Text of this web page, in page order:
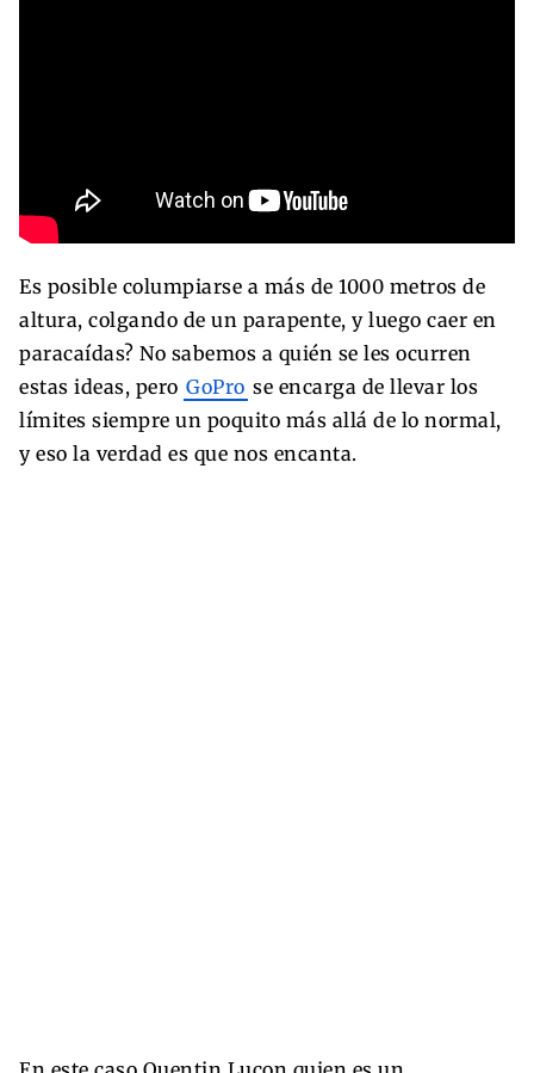
Es posible columpiarse a más de 1000 metros de
altura, colgando de un parapente, y luego caer en
paracaídas? No sabemos a quién se les ocurren
estas ideas, pero GoPro se encarga de llevar los
límites siempre un poquito más allá de lo normal,
y eso la verdad es que nos encanta.